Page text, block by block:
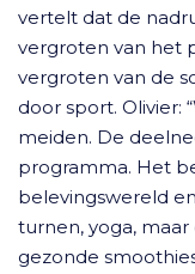
vertelt dat de
vergroten van het
vergroten van de
door sport. Olivier:
meiden. De
programma. Het
belevingswereld
turnen, yoga,
gezonde